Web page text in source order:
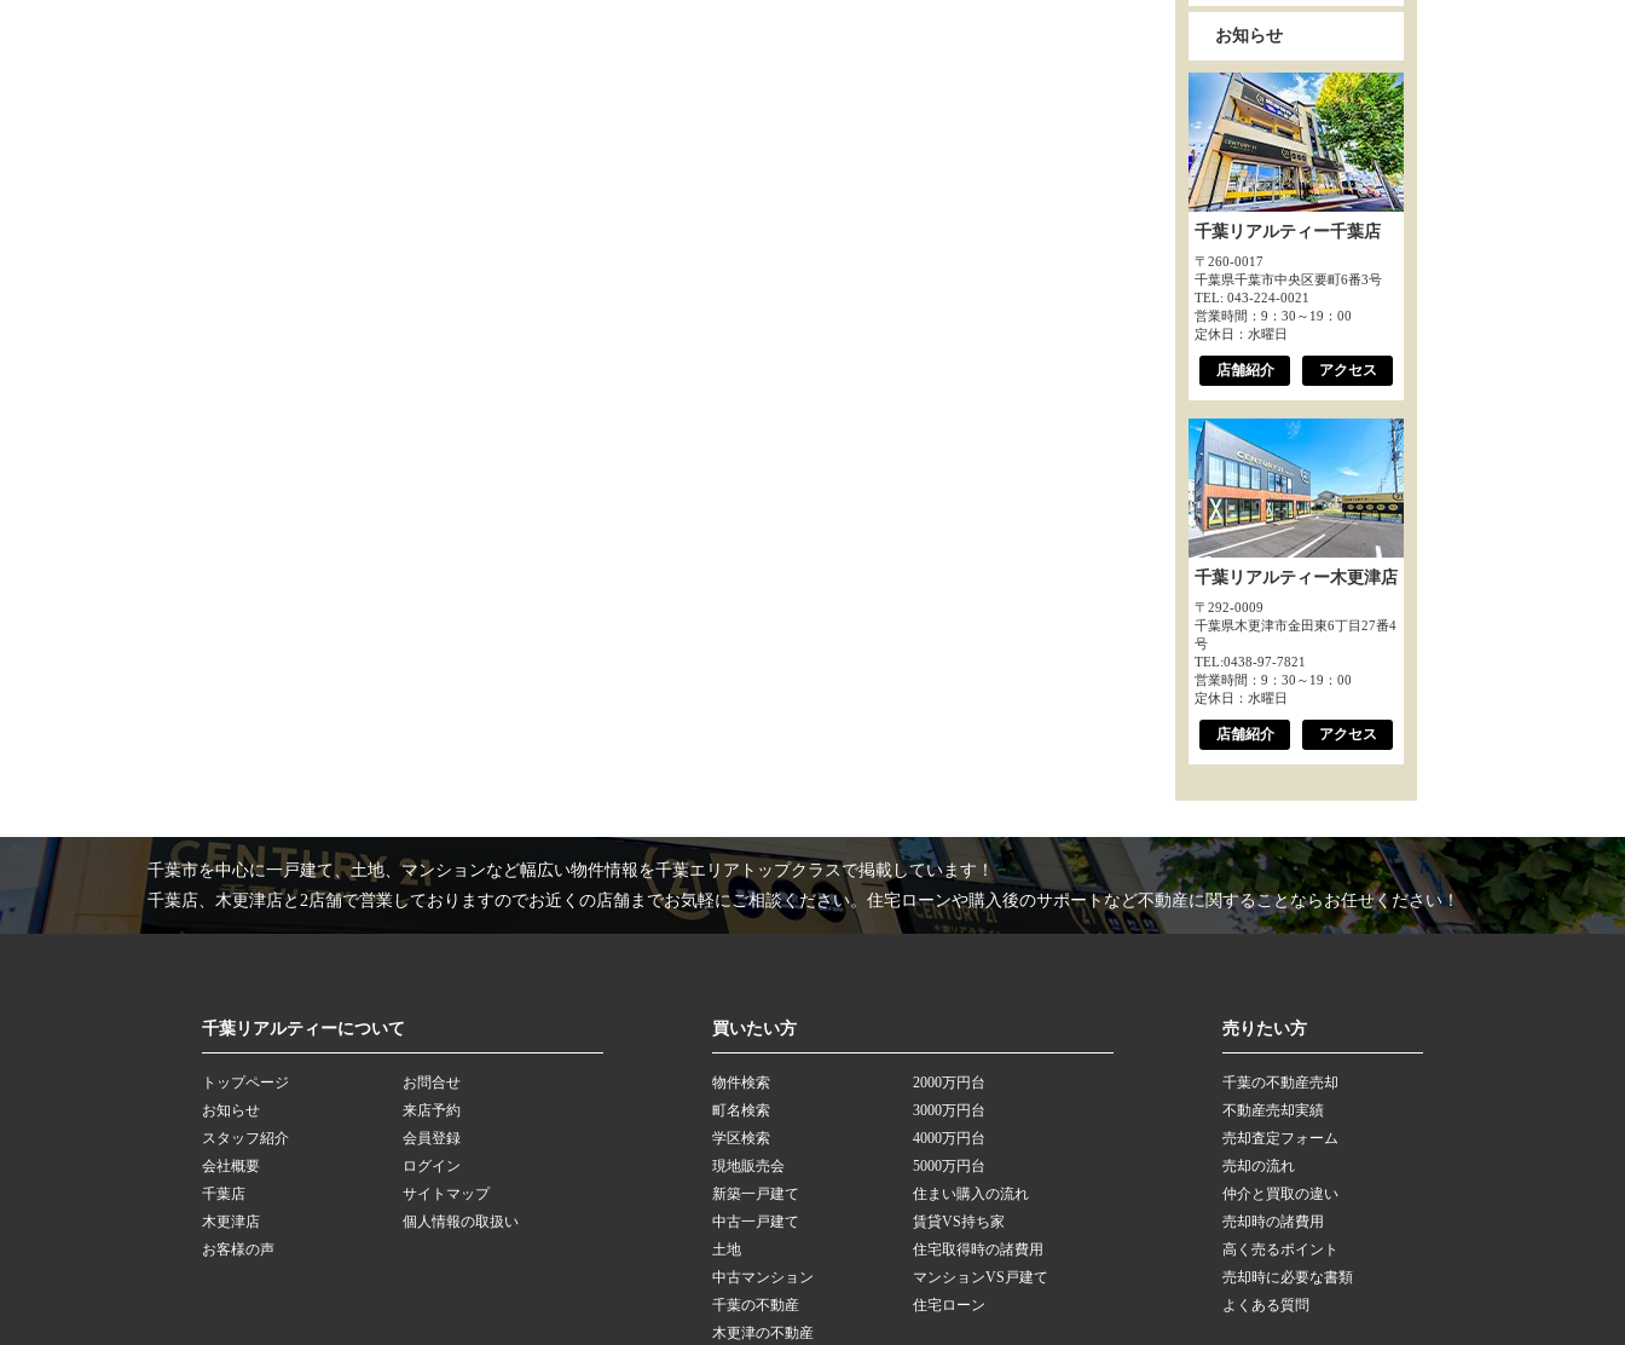
お知らせ
千葉リアルティー千葉店
〒260-0017
千葉県千葉市中央区要町6番3号
TEL: 043-224-0021
営業時間：9：30～19：00
定休日：水曜日
店舗紹介 アクセス
千葉リアルティー木更津店
〒292-0009
千葉県木更津市金田東6丁目27番4
号
TEL:0438-97-7821
営業時間：9：30～19：00
定休日：水曜日
店舗紹介 アクセス
千葉市を中心に一戸建て、土地、マンションなど幅広い物件情報を千葉エリアトップクラスで掲載しています！
千葉店、木更津店と2店舗で営業しておりますのでお近くの店舗までお気軽にご相談ください。住宅ローンや購入後のサポートなど不動産に関することならお任せください！
千葉リアルティーについて
トップページ
お知らせ
スタッフ紹介
会社概要
千葉店
木更津店
お客様の声
お問合せ
来店予約
会員登録
ログイン
サイトマップ
個人情報の取扱い
買いたい方
物件検索
町名検索
学区検索
現地販売会
新築一戸建て
中古一戸建て
土地
中古マンション
千葉の不動産
木更津の不動産
2000万円台
3000万円台
4000万円台
5000万円台
住まい購入の流れ
賃貸VS持ち家
住宅取得時の諸費用
マンションVS戸建て
住宅ローン
売りたい方
千葉の不動産売却
不動産売却実績
売却査定フォーム
売却の流れ
仲介と買取の違い
売却時の諸費用
高く売るポイント
売却時に必要な書類
よくある質問